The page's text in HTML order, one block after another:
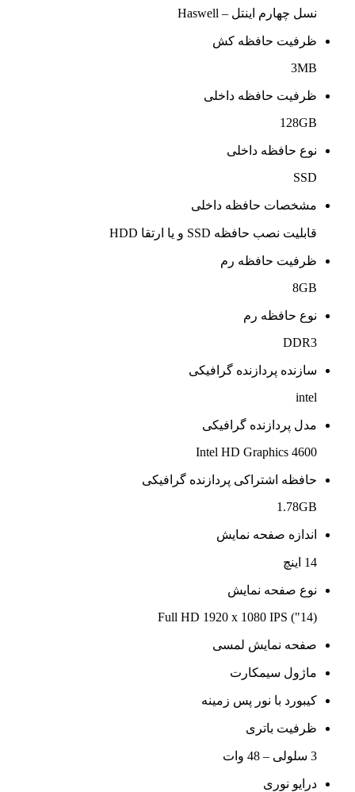
نسل چهارم اینتل – Haswell
ظرفیت حافظه کش
3MB
ظرفیت حافظه داخلی
128GB
نوع حافظه داخلی
SSD
مشخصات حافظه داخلی
قابلیت نصب حافظه SSD و یا ارتقا HDD
ظرفیت حافظه رم
8GB
نوع حافظه رم
DDR3
سازنده پردازنده گرافیکی
intel
مدل پردازنده گرافیکی
Intel HD Graphics 4600
حافظه اشتراکی پردازنده گرافیکی
1.78GB
اندازه صفحه نمایش
14 اینچ
نوع صفحه نمایش
(14") Full HD 1920 x 1080 IPS
صفحه نمایش لمسی
ماژول سیمکارت
کیبورد با نور پس زمینه
ظرفیت باتری
3 سلولی – 48 وات
درایو نوری